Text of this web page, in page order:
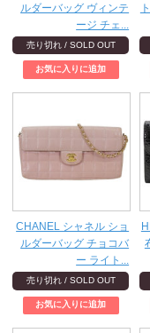
ルダーバッグ ヴィンテ
ージ チェ...
売り切れ / SOLD OUT
CHANEL シャネル ショ
ルダーバッグ チョコバ
ー ライト...
売り切れ / SOLD OUT